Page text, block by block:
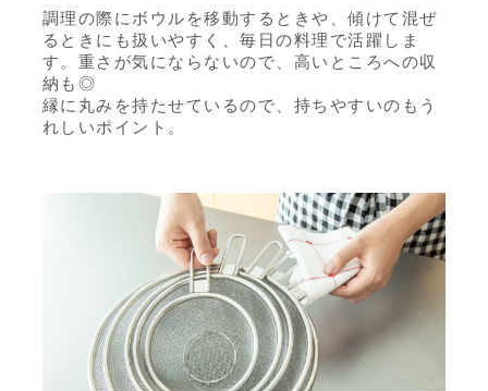
調理の際にボウルを移動するときや、傾けて混ぜ
るときにも扱いやすく、毎日の料理で活躍しま
す。重さが気にならないので、高いところへの収
納も◎
縁に丸みを持たせているので、持ちやすいのもう
れしいポイント。